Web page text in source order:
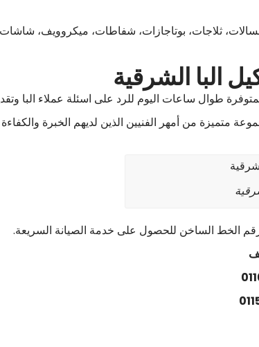
ثلاجات، بوتاجازات، شفاطات، ميكروويف،
طوال ساعات اليوم للرد على اسئلة عملاء البا
متميزة من أمهر الفنيين الذين لديهم الخبرة
الخط الساخن للحصول على خدمة الصيانة السريعة.